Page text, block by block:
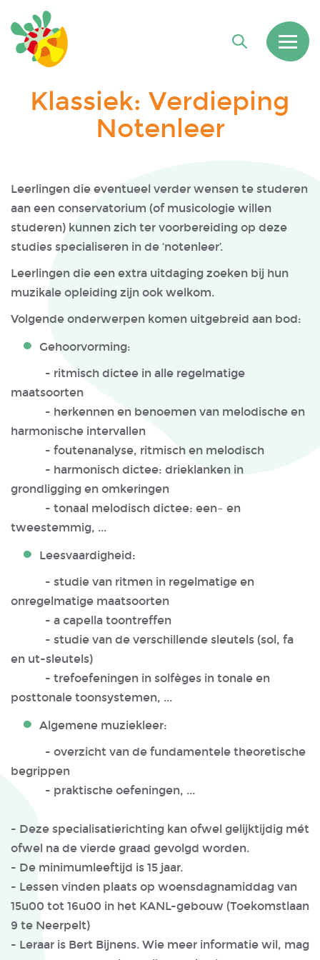
Klassiek: Verdieping
Notenleer
Leerlingen die eventueel verder wensen te studeren
aan een conservatorium (of musicologie willen
studeren) kunnen zich ter voorbereiding op deze
studies specialiseren in de ‘notenleer’.
Leerlingen die een extra uitdaging zoeken bij hun
muzikale opleiding zijn ook welkom.
Volgende onderwerpen komen uitgebreid aan bod:
Gehoorvorming:
- ritmisch dictee in alle regelmatige
maatsoorten
- herkennen en benoemen van melodische en
harmonische intervallen
- foutenanalyse, ritmisch en melodisch
- harmonisch dictee: drieklanken in
grondligging en omkeringen
- tonaal melodisch dictee: een– en
tweestemmig, ...
Leesvaardigheid:
- studie van ritmen in regelmatige en
onregelmatige maatsoorten
- a capella toontreffen
- studie van de verschillende sleutels (sol, fa
en ut-sleutels)
- trefoefeningen in solfèges in tonale en
posttonale toonsystemen, ...
Algemene muziekleer:
- overzicht van de fundamentele theoretische
begrippen
- praktische oefeningen, ...
- Deze specialisatierichting kan ofwel gelijktijdig mét
ofwel na de vierde graad gevolgd worden.
- De minimumleeftijd is 15 jaar.
- Lessen vinden plaats op woensdagnamiddag van
15u00 tot 16u00 in het KANL-gebouw (Toekomstlaan
9 te Neerpelt)
- Leraar is Bert Bijnens. Wie meer informatie wil, mag